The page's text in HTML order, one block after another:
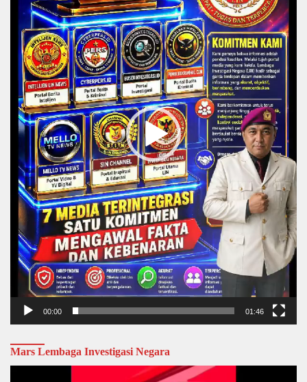
00:00 01:46
Mars Lembaga Investigasi Negara